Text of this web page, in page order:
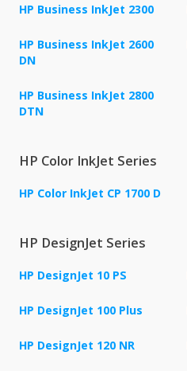
HP Business InkJet 2300
HP Business InkJet 2600
DN
HP Business InkJet 2800
DTN
HP Color InkJet Series
HP Color InkJet CP 1700 D
HP DesignJet Series
HP DesignJet 10 PS
HP DesignJet 100 Plus
HP DesignJet 120 NR